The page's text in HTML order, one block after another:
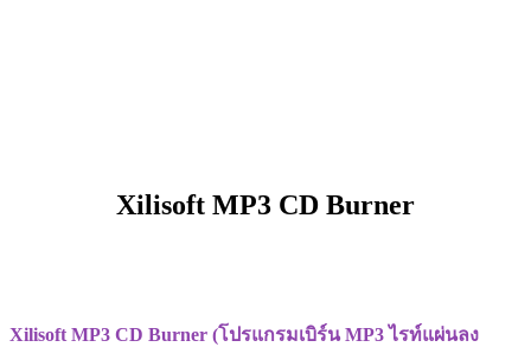
Xilisoft MP3 CD Burner
Xilisoft MP3 CD Burner (โปรแกรมเบิร์น MP3 ไรท์แผ่นลง